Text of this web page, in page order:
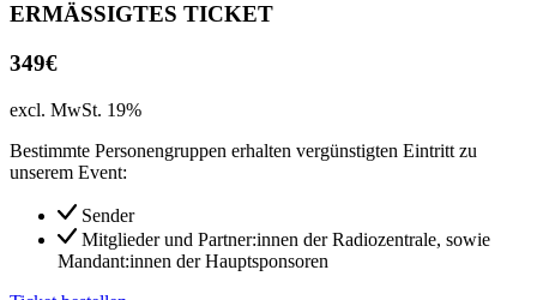
ERMÄSSIGTES TICKET
349€
excl. MwSt. 19%
Bestimmte Personengruppen erhalten vergünstigten Eintritt zu
unserem Event:
Sender
Mitglieder und Partner:innen der Radiozentrale, sowie
Mandant:innen der Hauptsponsoren